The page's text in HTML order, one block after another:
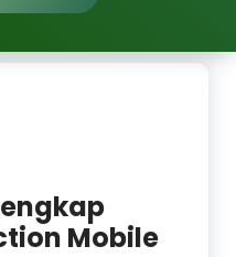
Mobile